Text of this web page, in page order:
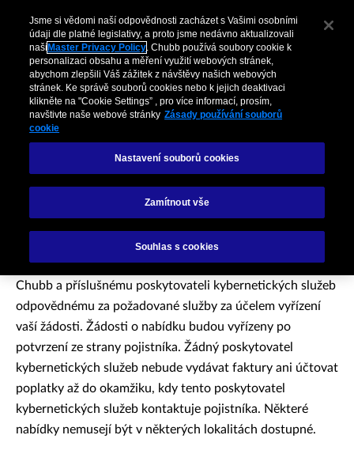
Děkujeme!
Vámi poskytnuté informace budou zaslány společnosti
Chubb a příslušnému poskytovateli kybernetických služeb
odpovědnému za požadované služby za účelem vyřízení
vaší žádosti. Žádosti o nabídku budou vyřízeny po
potvrzení ze strany pojistníka. Žádný poskytovatel
kybernetických služeb nebude vydávat faktury ani účtovat
poplatky až do okamžiku, kdy tento poskytovatel
kybernetických služeb kontaktuje pojistníka. Některé
nabídky nemusejí být v některých lokalitách dostupné.
Jsme si vědomi naší odpovědnosti zacházet s Vašimi osobními
údaji dle platné legislativy, a proto jsme nedávno aktualizovali
naši Master Privacy Policy. Chubb používá soubory cookie k
personalizaci obsahu a měření využití webových stránek,
abychom zlepšili Váš zážitek z návštěvy našich webových
stránek. Ke správě souborů cookies nebo k jejich deaktivaci
klikněte na "Cookie Settings” , pro více informací, prosím,
navštivte naše webové stránky Zásady používání souborů
cookie
Nastavení souborů cookies
Zamítnout vše
Souhlas s cookies